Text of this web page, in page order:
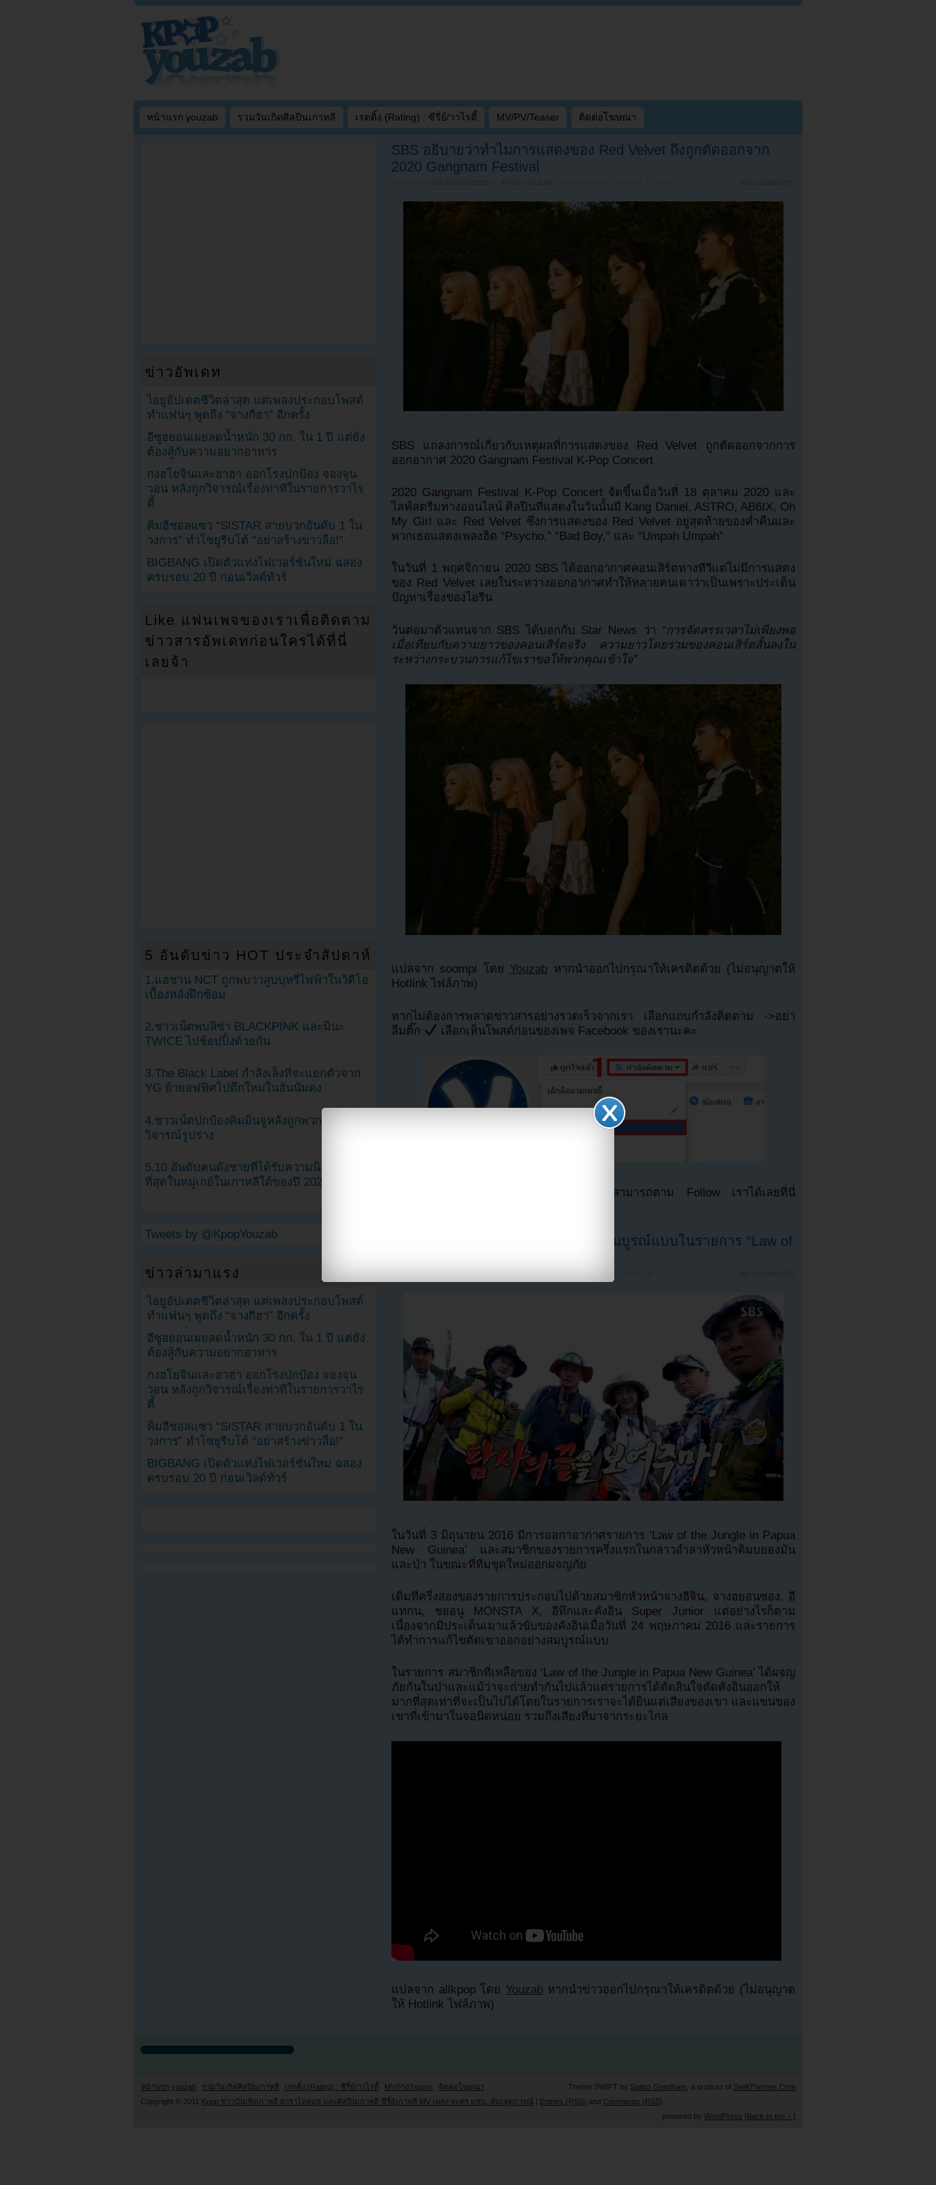
หน้าแรก youzab รวมวันเกิดศิลปินเกาหลี เรตติ้ง (Rating) : ซีรี่ย์/วาไรตี้ MV/PV/Teaser ติดต่อโฆษณา
SBS อธิบายว่าทำไมการแสดงของ Red Velvet ถึงถูกตัดออกจาก
2020 Gangnam Festival
UNCATEGORIZED KPOP YOUZAB NO COMMENTS
SBS แถลงการณ์เกี่ยวกับเหตุผลที่การแสดงของ Red Velvet ถูกตัดออกจากการ
ออกอากาศ 2020 Gangnam Festival K-Pop Concert
2020 Gangnam Festival K-Pop Concert จัดขึ้นเมื่อวันที่ 18 ตุลาคม 2020 และ
ไลฟ์สตรีมทางออนไลน์ ศิลปินที่แสดงในวันนั้นมี Kang Daniel, ASTRO, AB6IX, Oh
My Girl และ Red Velvet ซึ่งการแสดงของ Red Velvet อยู่สุดท้ายของค่ำคืนและ
พวกเธอแสดงเพลงฮิต “Psycho,” “Bad Boy,” และ “Umpah Umpah”
ในวันที่ 1 พฤศจิกายน 2020 SBS ได้ออกอากาศคอนเสิร์ตทางทีวีแต่ไม่มีการแสดง
ของ Red Velvet เลยในระหว่างออกอากาศทำให้หลายคนเดาว่าเป็นเพราะประเด็น
ปัญหาเรื่องของไอรีน
วันต่อมาตัวแทนจาก SBS ได้บอกกับ Star News ว่า “การจัดสรรเวลาไม่เพียงพอ
เมื่อเทียบกับความยาวของคอนเสิร์ตจริง ความยาวโดยรวมของคอนเสิร์ตสั้นลงใน
ระหว่างกระบวนการแก้ไขเราขอให้พวกคุณเข้าใจ”
แปลจาก soompi โดย Youzab หากนำออกไปกรุณาให้เครดิตด้วย (ไม่อนุญาตให้
Hotlink ไฟล์ภาพ)
หากไม่ต้องการพลาดข่าวสารอย่างรวดเร็วจากเรา เลือกแถบกำลังติดตาม ->อย่า
ลืมติ๊ก
เลือกเห็นโพสต์ก่อนของเพจ Facebook ของเรานะคะ
ตอนนี้แฟนๆสามารถติดตามเราได้อีกช่องทางสามารถตาม Follow เราได้เลยที่นี่
คังอิน Super Junior ถูกตัดออกอย่างสมบูรณ์แบบในรายการ “Law of
NO COMMENTS
ในวันที่ 3 มิถุนายน 2016 มีการออกาอากาศรายการ ‘Law of the Jungle in Papua
New Guinea’ และสมาชิกของรายการครึ่งแรกในกล่าวอำลาหัวหน้าคิมบยองมัน
และป่า ในขณะที่ทีมชุดใหม่ออกผจญภัย
เดิมทีครึ่งสองของรายการประกอบไปด้วยสมาชิกหัวหน้าจางฮีจิน, จางฮยอนซอง, อี
แทกน, ชยอนู MONSTA X, อีทึกและคังอิน Super Junior แต่อย่างไรก็ตาม
เนื่องจากมีประเด็นเมาแล้วขับของคังอินเมื่อวันที่ 24 พฤษภาคม 2016 และรายการ
ได้ทำการแก้ไขตัดเขาออกอย่างสมบูรณ์แบบ
ในรายการ สมาชิกที่เหลือของ ‘Law of the Jungle in Papua New Guinea’ ได้ผจญ
ภัยกันในป่าและแม้ว่าจะถ่ายทำกันไปแล้วแต่รายการได้ตัดสินใจตัดคังอินออกให้
มากที่สุดเท่าที่จะเป็นไปได้โดยในรายการเราจะได้ยินแต่เสียงของเขา และแขนของ
เขาที่เข้ามาในจอนิดหน่อย รวมถึงเสียงที่มาจากระยะไกล
แปลจาก allkpop โดย Youzabหากนำข่าวออกไปกรุณาให้เครดิตด้วย (ไม่อนุญาต
ให้ Hotlink ไฟล์ภาพ)
ข่าวอัพเดท
ไอยูอัปเดตชีวิตล่าสุด แต่เพลงประกอบโพสต์
ทำแฟนๆ พูดถึง “จางกีฮา” อีกครั้ง
อีซูฮยอนเผยลดน้ำหนัก 30 กก. ใน 1 ปี แต่ยัง
ต้องสู้กับความอยากอาหาร
กงฮโยจินและฮาฮ่า ออกโรงปกป้อง จองจุน
วอน หลังถูกวิจารณ์เรื่องท่าทีในรายการวาไร
ตี้
คิมฮีชอลแซว “SISTAR สายบวกอันดับ 1 ใน
วงการ” ทำโซยูรีบโต้ “อย่าสร้างข่าวลือ!”
BIGBANG เปิดตัวแท่งไฟเวอร์ชั่นใหม่ ฉลอง
ครบรอบ 20 ปี ก่อนเวิลด์ทัวร์
Like แฟนเพจของเราเพื่อติดตาม
ข่าวสารอัพเดทก่อนใครได้ที่นี่
เลยจ้า
5 อันดับข่าว HOT ประจำสัปดาห์
1.แฮชาน NCT ถูกพบว่าสูบบุหรี่ไฟฟ้าในวิดีโอ
เบื้องหลังฝึกซ้อม
2.ชาวเน็ตพบลิซ่า BLACKPINK และมินะ
TWICE ไปช้อปปิ้งด้วยกัน
3.The Black Label กำลังเล็งที่จะแยกตัวจาก
YG ย้ายอฟฟิศไปตึกใหม่ในฮันนัมดง
4.ชาวเน็ตปกป้องคิมมินจูหลังถูกพวกเฮดเตอร์
วิจารณ์รูปร่าง
5.10 อันดับคนดังชายที่ได้รับความนิยมมาก
ที่สุดในหมู่เกย์ในเกาหลีใต้ของปี 2023
Tweets by @KpopYouzab
ข่าวล่ามาแรง
ไอยูอัปเดตชีวิตล่าสุด แต่เพลงประกอบโพสต์
ทำแฟนๆ พูดถึง “จางกีฮา” อีกครั้ง
อีซูฮยอนเผยลดน้ำหนัก 30 กก. ใน 1 ปี แต่ยัง
ต้องสู้กับความอยากอาหาร
กงฮโยจินและฮาฮ่า ออกโรงปกป้อง จองจุน
วอน หลังถูกวิจารณ์เรื่องท่าทีในรายการวาไร
ตี้
คิมฮีชอลแซว “SISTAR สายบวกอันดับ 1 ใน
วงการ” ทำโซยูรีบโต้ “อย่าสร้างข่าวลือ!”
BIGBANG เปิดตัวแท่งไฟเวอร์ชั่นใหม่ ฉลอง
ครบรอบ 20 ปี ก่อนเวิลด์ทัวร์
หน้าแรก youzab รวมวันเกิดศิลปินเกาหลี เรตติ้ง (Rating) : ซีรี่ย์/วาไรตี้ MV/PV/Teaser ติดต่อโฆษณา Theme SWIFT by Satish Gandham , a product of SwiftThemes.Com
Copyright © 2011 Kpop ข่าวบันเทิงเกาหลี ดาราไอดอล และศิลปินเกาหลี ซีรี่ย์เกาหลี MV เพลง ละคร แซ่บ..ทันเหตุการณ์ | Entries (RSS) and Comments (RSS)
powered by WordPress [Back to top ↑ ]